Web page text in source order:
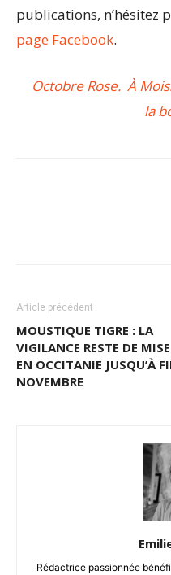
publications, n’hésitez
page Facebook.
Octobre Rose. À
la
Article précédent
MOUSTIQUE TIGRE : LA
VIGILANCE RESTE DE MISE
EN OCCITANIE JUSQU’À
NOVEMBRE
Rédactrice passionnée